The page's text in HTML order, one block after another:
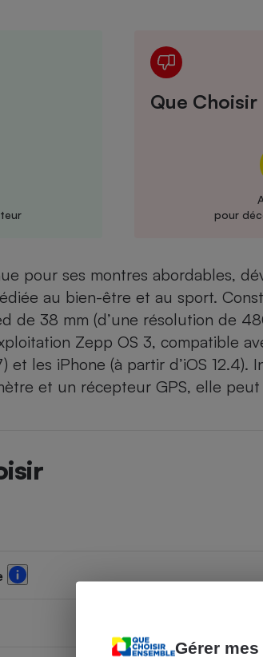
Gérer
Que
pour
pour ses montres abordables,
au bien-être et au sport.
de 38 mm (d’une résolution de
Zepp OS 3, compatible
et les iPhone (à partir d’iOS 12.4).
et un récepteur GPS, elle
Ventilateur
Lessive